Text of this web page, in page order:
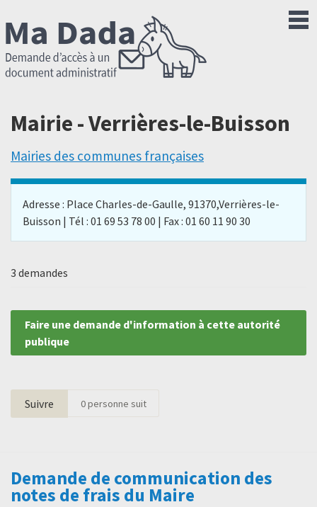
Mairie - Verrières-le-Buisson
Mairies des communes françaises
Adresse : Place Charles-de-Gaulle, 91370,Verrières-le-
Buisson | Tél : 01 69 53 78 00 | Fax : 01 60 11 90 30
3 demandes
Faire une demande d'information à cette autorité
publique
Suivre 0personne suit
Demande de communication des
notes de frais du Maire